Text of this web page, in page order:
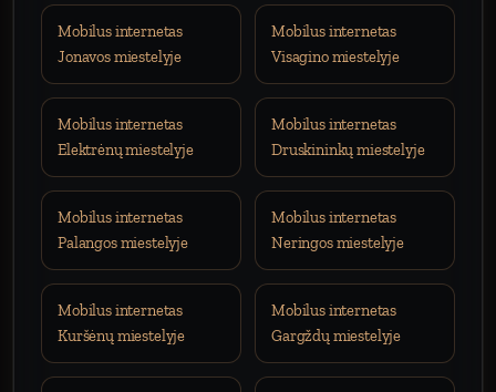
Mobilus internetas
Jonavos miestelyje
Mobilus internetas
Visagino miestelyje
Mobilus internetas
Elektrėnų miestelyje
Mobilus internetas
Druskininkų miestelyje
Mobilus internetas
Palangos miestelyje
Mobilus internetas
Neringos miestelyje
Mobilus internetas
Kuršėnų miestelyje
Mobilus internetas
Gargždų miestelyje